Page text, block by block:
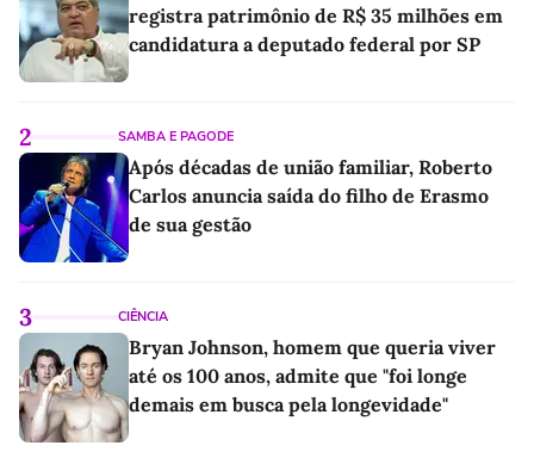
registra patrimônio de R$ 35 milhões em
candidatura a deputado federal por SP
2 SAMBA E PAGODE
Após décadas de união familiar, Roberto
Carlos anuncia saída do filho de Erasmo
de sua gestão
3 CIÊNCIA
Bryan Johnson, homem que queria viver
até os 100 anos, admite que "foi longe
demais em busca pela longevidade"